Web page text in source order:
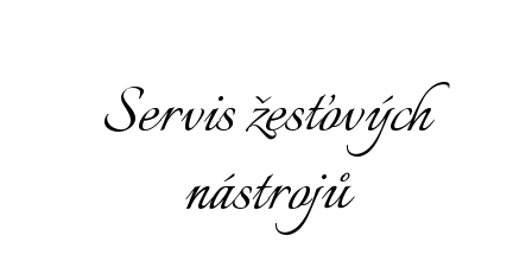
Servis žesťových
nástrojů